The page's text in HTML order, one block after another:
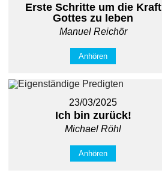
Erste Schritte um die Kraft
Gottes zu leben
Manuel Reichör
Anhören
23/03/2025
Ich bin zurück!
Michael Röhl
Anhören